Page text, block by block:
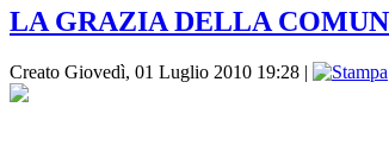
LA GRAZIA DELLA
Creato Giovedì, 01 Luglio 2010 19:28 |